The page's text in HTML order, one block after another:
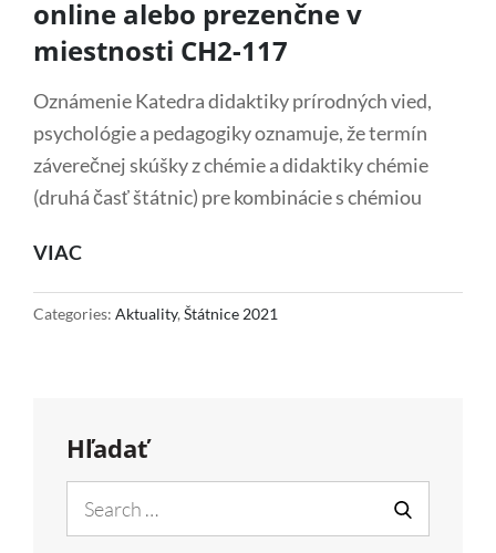
online alebo prezenčne v
miestnosti CH2-117
Oznámenie Katedra didaktiky prírodných vied,
psychológie a pedagogiky oznamuje, že termín
záverečnej skúšky z chémie a didaktiky chémie
(druhá časť štátnic) pre kombinácie s chémiou
VIACŠTÁTNE
SKÚŠKY
DIDAKTIKY
CHÉMIE
SA
USKUTOČNIA
Categories: Aktuality, Štátnice 2021
Hľadať
for:
SEARCH